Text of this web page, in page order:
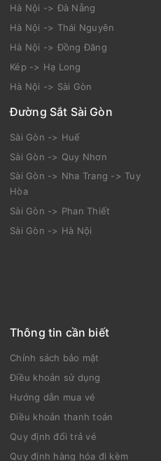
Hà Nội -> Đà Nẵng
Hà Nội -> Thái Nguyên
Hà Nội -> Đồng Đăng
Kép -> Hạ Long
Hà Nội -> Sài Gòn
Đường Sắt Sài Gòn
Sài Gòn -> Huế
Sài Gòn -> Quy Nhơn
Sài Gòn -> Nha Trang -> Tuy
Hòa
Sài Gòn -> Phan Thiết
Sài Gòn -> Hà Nội
Thông tin cần biết
Chính sách bảo mật
Điều khoản sử dụng
Hướng dẫn mua vé
Điều khoản thanh toán
Quy định đổi trả vé
Quy định hàng hóa đi kèm